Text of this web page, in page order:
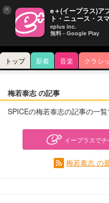
トップ 新着 音楽 クラシ
梅若泰志 の記事
SPICEの梅若泰志の記事の一覧
イープラスで
梅若泰志 の
× e＋(イープラス)ア
ト・ニュース・ス
eplus inc.
無料 - Google Play